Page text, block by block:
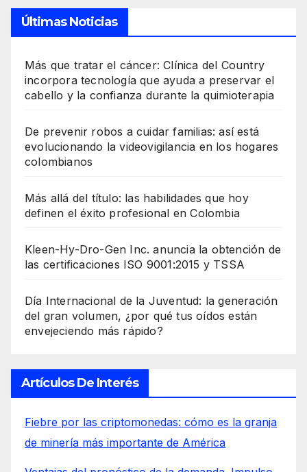
Últimas Noticias
Más que tratar el cáncer: Clínica del Country
incorpora tecnología que ayuda a preservar el
cabello y la confianza durante la quimioterapia
De prevenir robos a cuidar familias: así está
evolucionando la videovigilancia en los hogares
colombianos
Más allá del título: las habilidades que hoy
definen el éxito profesional en Colombia
Kleen-Hy-Dro-Gen Inc. anuncia la obtención de
las certificaciones ISO 9001:2015 y TSSA
Día Internacional de la Juventud: la generación
del gran volumen, ¿por qué tus oídos están
envejeciendo más rápido?
Artículos De Interés
Fiebre por las criptomonedas: cómo es la granja
de minería más importante de América